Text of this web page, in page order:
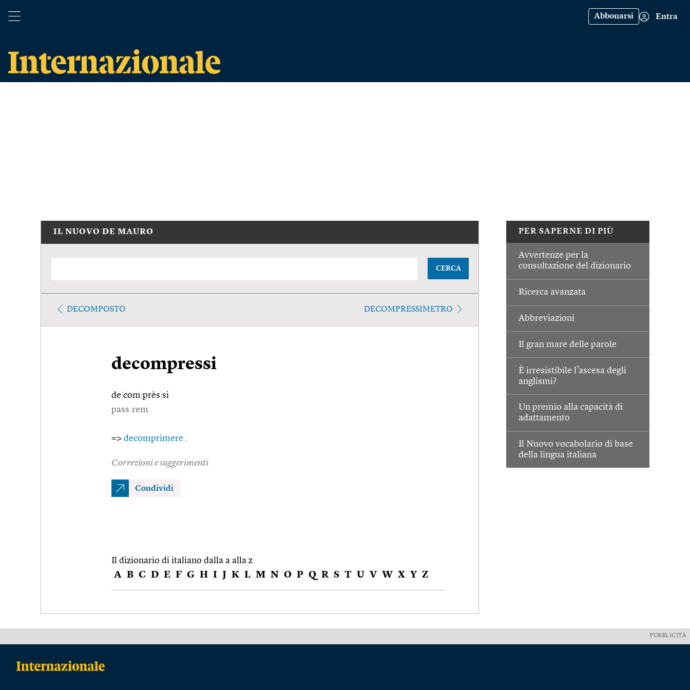
Abbonarsi Entra
PER SAPERNE DI PIÙ
Avvertenze per la
consultazione del dizionario
Ricerca avanzata
Abbreviazioni
Il gran mare delle parole
È irresistibile l’ascesa degli
anglismi?
Un premio alla capacità di
adattamento
Il Nuovo vocabolario di base
della lingua italiana
IL NUOVO DE MAURO
CERCA
DECOMPOSTO DECOMPRESSIMETRO
decompressi
de com près si
pass.rem.
=> decomprimere .
Correzioni e suggerimenti
Condividi
Il dizionario di italiano dalla a alla z
A B C D E F G H I J K L M N O P Q R S T U V W X Y Z
PUBBLICITÀ